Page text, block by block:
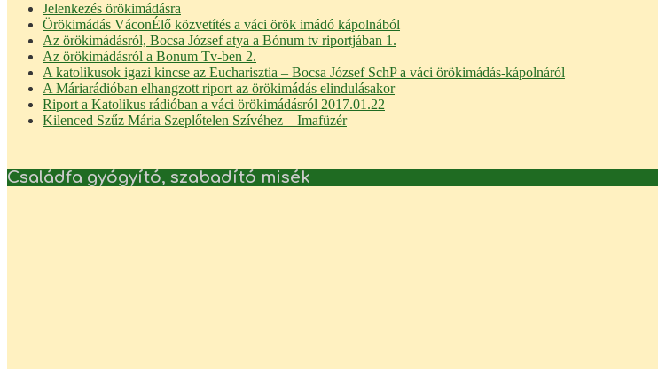
Jelenkezés örökimádásra
Örökimádás VáconÉlő közvetítés a váci örök imádó kápolnából
Az örökimádásról, Bocsa József atya a Bónum tv riportjában 1.
Az örökimádásról a Bonum Tv-ben 2.
A katolikusok igazi kincse az Eucharisztia – Bocsa József SchP a váci örökimádás-kápolnáról
A Máriarádióban elhangzott riport az örökimádás elindulásakor
Riport a Katolikus rádióban a váci örökimádásról 2017.01.22
Kilenced Szűz Mária Szeplőtelen Szívéhez – Imafüzér
Családfa gyógyító, szabadító misék